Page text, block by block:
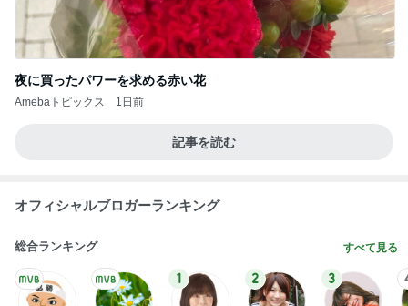
夜に買ったパワーを求める赤い花
Amebaトピックス 1日前
記事を読む
オフィシャルブロガーランキング
総合ランキング すべて見る
1 2 3